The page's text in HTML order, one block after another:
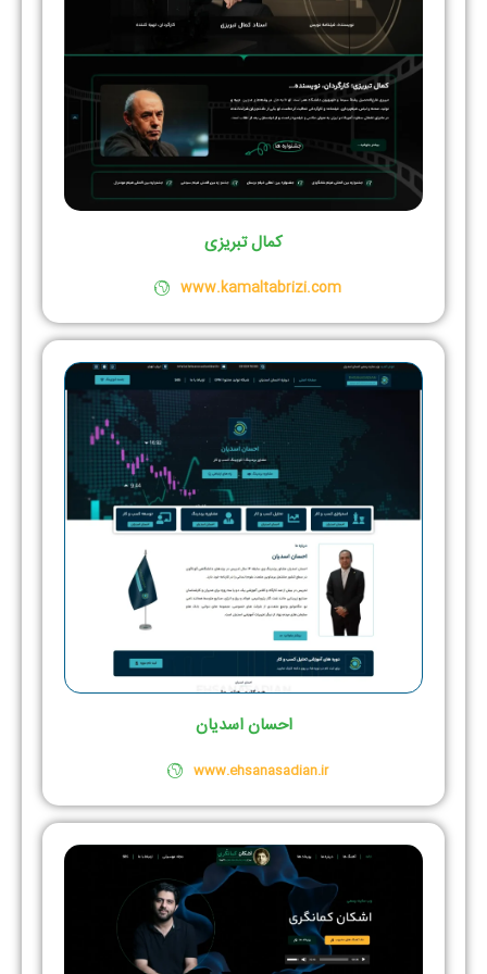
کمال تبریزی
www.kamaltabrizi.com
احسان اسدیان
www.ehsanasadian.ir